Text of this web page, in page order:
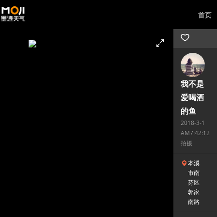
首页
我不是
爱喝酒
的鱼
2018-3-1
AM7:42:12
拍摄
本溪
市南
芬区
郭家
南路